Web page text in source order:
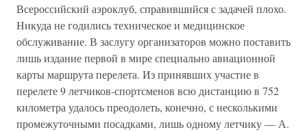
Всероссийский аэроклуб, справившийся с задачей плохо.
Никуда не годились техническое и медицинское
обслуживание. В заслугу организаторов можно поставить
лишь издание первой в мире специально авиационной
карты маршрута перелета. Из принявших участие в
перелете 9 летчиков-спортсменов всю дистанцию в 752
километра удалось преодолеть, конечно, с несколькими
промежуточными посадками, лишь одному летчику — А.